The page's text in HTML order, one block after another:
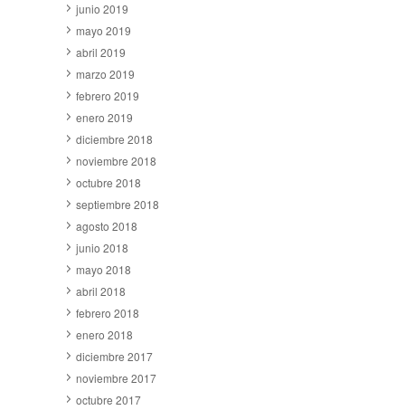
junio 2019
mayo 2019
abril 2019
marzo 2019
febrero 2019
enero 2019
diciembre 2018
noviembre 2018
octubre 2018
septiembre 2018
agosto 2018
junio 2018
mayo 2018
abril 2018
febrero 2018
enero 2018
diciembre 2017
noviembre 2017
octubre 2017